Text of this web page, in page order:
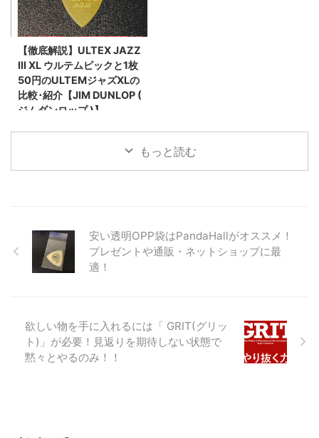
【徹底解説】ULTEX JAZZ
III XL ウルテムピックと1枚
50円のULTEMジャズXLの
比較･紹介【JIM DUNLOP (
ジムダンロップ )】
もっと読む
安い透明OPP袋はPandaHallがオススメ！
プレゼントや通販・ネットショップに最
適！
欲しい物を手に入れるには「 GRIT(グリッ
ト)」が必要！見返りを期待しない状態で
黙々とやるのみ！！